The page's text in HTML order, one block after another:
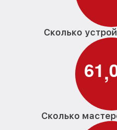
Сколько
61,
Сколько